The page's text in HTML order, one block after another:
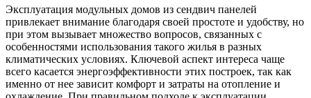
Эксплуатация модульных домов из сендвич панелей
привлекает внимание благодаря своей простоте и удобству, но
при этом вызывает множество вопросов, связанных с
особенностями использования такого жилья в разных
климатических условиях. Ключевой аспект интереса чаще
всего касается энергоэффективности этих построек, так как
именно от нее зависит комфорт и затраты на отопление и